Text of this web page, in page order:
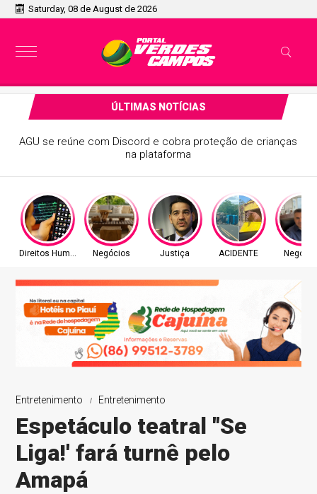
Saturday, 08 de August de 2026
ÚLTIMAS NOTÍCIAS
AGU se reúne com Discord e cobra proteção de crianças
na plataforma
Direitos Humanos Negócios Justiça ACIDENTE
Entretenimento Entretenimento
Espetáculo teatral "Se
Liga!' fará turnê pelo
Amapá